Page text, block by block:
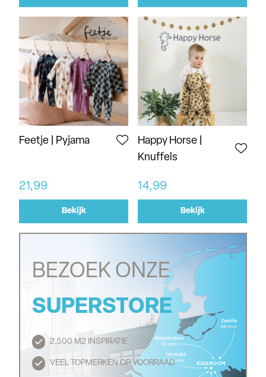
Feetje | Pyjama
21,99
Bekijk
Happy Horse |
Knuffels
14,99
Bekijk
BEZOEK ONZE
SUPERSTORE
2.500 M2 INSPIRATIE
VEEL TOPMERKEN OP VOORRAAD
Routebeschrijving